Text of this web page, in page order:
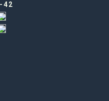
42